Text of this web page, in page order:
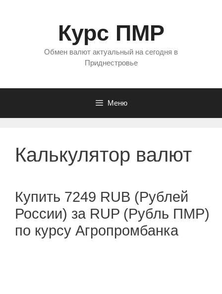
Курс ПМР
Обмен валют актуальный на сегодня в
Приднестровье
Меню
Калькулятор валют
Купить 7249 RUB (Рублей
России) за RUP (Рубль ПМР)
по курсу Агропромбанка